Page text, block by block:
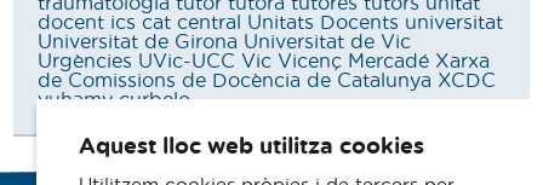
docent ics cat central
Unitats Docents universitat
Universitat de Girona Universitat de Vic
Urgències UVic-UCC Vic Vicenç Mercadé Xarxa
de Comissions de Docència de Catalunya XCDC
yuhamy curbelo
Aquest lloc web utilitza cookies